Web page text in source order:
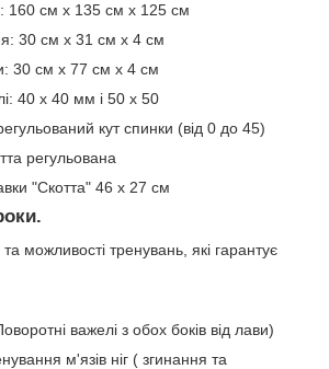
160 см х 135 см х 125 см
30 см х 31 см х 4 см
30 см х 77 см х 4 см
40 x 40 мм і 50 х 50
кут спинки (від 0 до 45)
регульована
"Скотта" 46 х 27 см
можливості тренувань, які гарантує
важелі з обох боків від лави)
м'язів ніг ( згинання та